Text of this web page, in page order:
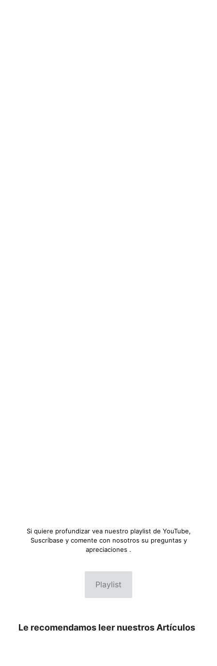
Si quiere profundizar vea nuestro playlist de YouTube,
Suscríbase y comente con nosotros su preguntas y
apreciaciones .
Playlist
Le recomendamos leer nuestros Artículos